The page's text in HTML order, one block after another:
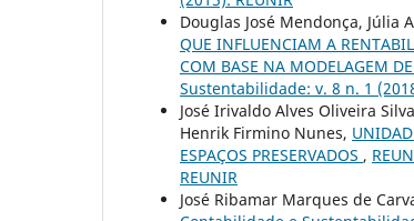
Douglas José Mendonça, Júlia
QUE INFLUENCIAM A
COM BASE NA MODELAGEM
Sustentabilidade: v. 8 n. 1
José Irivaldo Alves Oliveira
Henrik Firmino Nunes,
ESPAÇOS PRESERVADOS ,
REUNIR
José Ribamar Marques de